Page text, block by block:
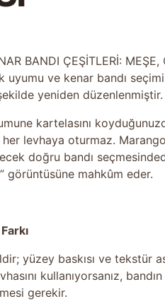
BANDI ÇEŞİTLERİ: MEŞE,
ve kenar bandı seçimi
yeniden düzenlenmiştir.
kartelasını
levhaya oturmaz.
doğru bandı
görüntüsüne mahkûm eder.
yüzey baskısı ve tekstür
kullanıyorsanız,
gerekir.